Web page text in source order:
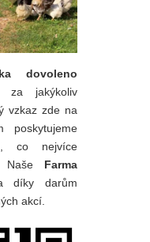
dovoleno
za jakýkoliv
vzkaz zde na
poskytujeme
co nejvíce
Naše Farma
díky darům
akcí.